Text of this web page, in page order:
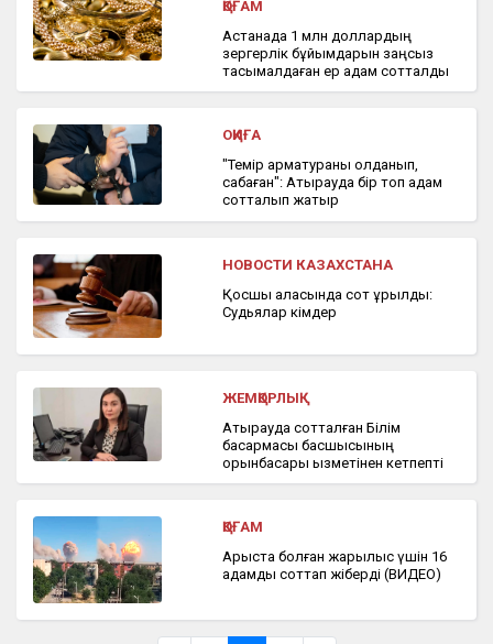
ҚОҒАМ
Астанада 1 млн доллардың
зергерлік бұйымдарын заңсыз
тасымалдаған ер адам сотталды
ОҚИҒА
"Темір арматураны қолданып,
сабаған": Атырауда бір топ адам
сотталып жатыр
НОВОСТИ КАЗАХСТАНА
Қосшы қаласында сот құрылды:
Судьялар кімдер
ЖЕМҚОРЛЫҚ
Атырауда сотталған Білім
басқармасы басшысының
орынбасары қызметінен кетпепті
ҚОҒАМ
Арыста болған жарылыс үшін 16
адамды соттап жіберді (ВИДЕО)